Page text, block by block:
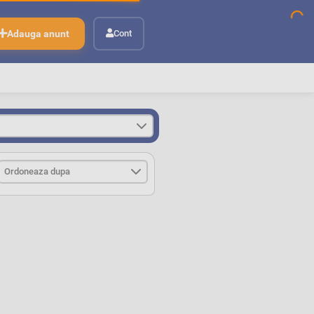
Adauga anunt Cont